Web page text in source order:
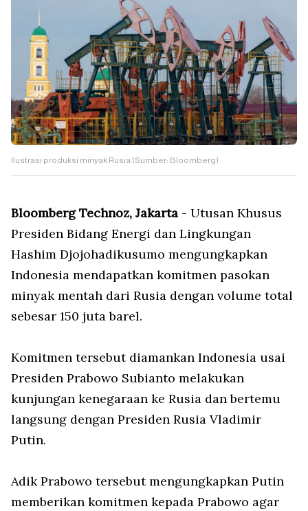
Ilustrasi produksi minyak Rusia (Sumber: Bloomberg)
Bloomberg Technoz, Jakarta - Utusan Khusus
Presiden Bidang Energi dan Lingkungan
Hashim Djojohadikusumo mengungkapkan
Indonesia mendapatkan komitmen pasokan
minyak mentah dari Rusia dengan volume total
sebesar 150 juta barel.
Komitmen tersebut diamankan Indonesia usai
Presiden Prabowo Subianto melakukan
kunjungan kenegaraan ke Rusia dan bertemu
langsung dengan Presiden Rusia Vladimir
Putin.
Adik Prabowo tersebut mengungkapkan Putin
memberikan komitmen kepada Prabowo agar